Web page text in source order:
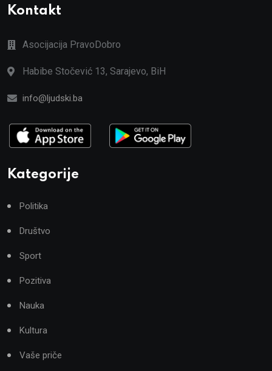
Kontakt
Asocijacija PravoDobro
Habibe Stočević 13, Sarajevo, BiH
info@ljudski.ba
Kategorije
Politika
Društvo
Sport
Pozitiva
Nauka
Kultura
Vaše priče